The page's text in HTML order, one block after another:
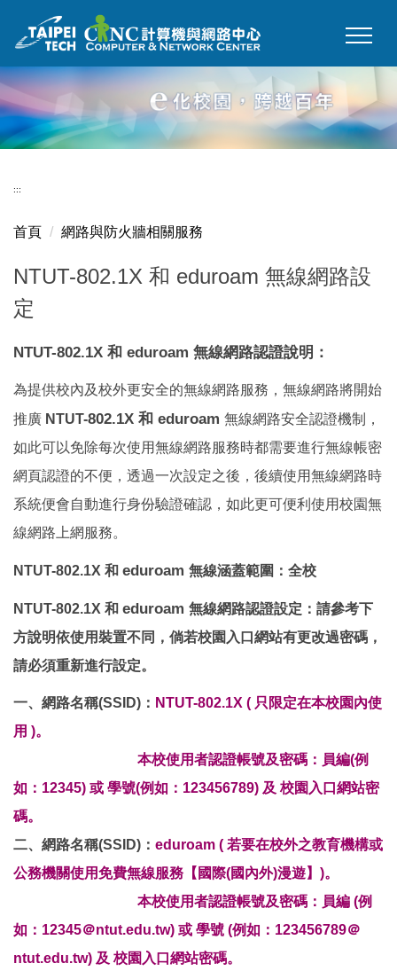
到
要
內
容
區
:::
首頁 網路與防火牆相關服務
NTUT-802.1X 和 eduroam 無線網路設
定
NTUT-802.1X 和 eduroam 無線網路認證說明：
為提供校內及校外更安全的無線網路服務，無線網路將開始
推廣 NTUT-802.1X 和 eduroam 無線網路安全認證機制，
如此可以免除每次使用無線網路服務時都需要進行無線帳密
網頁認證的不便，透過一次設定之後，後續使用無線網路時
系統便會自動進行身份驗證確認，如此更可便利使用校園無
線網路上網服務。
NTUT-802.1X 和 eduroam 無線涵蓋範圍：全校
NTUT-802.1X 和 eduroam 無線網路認證設定：請參考下
方說明依使用裝置不同，倘若校園入口網站有更改過密碼，
請必須重新進行設定。
一、網路名稱(SSID)： NTUT-802.1X ( 只限定在本校園內使
用 )。
本校使用者認證帳號及密碼：員編(例
如：12345) 或 學號(例如：123456789) 及 校園入口網站密
碼。
二、網路名稱(SSID)： eduroam ( 若要在校外之教育機構或
公務機關使用免費無線服務【國際(國內外)漫遊】)。
本校使用者認證帳號及密碼： 員編 (例
如：12345＠ntut.edu.tw) 或 學號 (例如：123456789＠
ntut.edu.tw) 及 校園入口 網站密碼。